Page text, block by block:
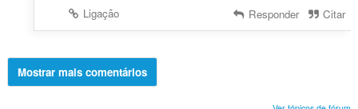
Ligação
Responder Citar
Mostrar mais comentários